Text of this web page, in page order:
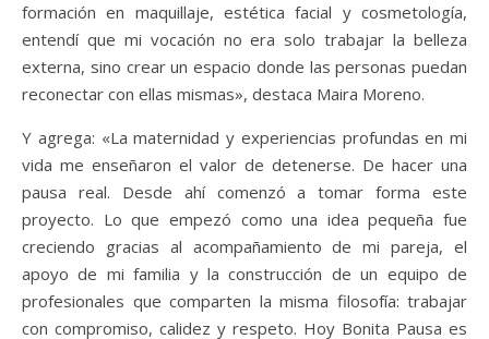
formación en maquillaje, estética facial y cosmetología,
entendí que mi vocación no era solo trabajar la belleza
externa, sino crear un espacio donde las personas puedan
reconectar con ellas mismas», destaca Maira Moreno.
Y agrega: «La maternidad y experiencias profundas en mi
vida me enseñaron el valor de detenerse. De hacer una
pausa real. Desde ahí comenzó a tomar forma este
proyecto. Lo que empezó como una idea pequeña fue
creciendo gracias al acompañamiento de mi pareja, el
apoyo de mi familia y la construcción de un equipo de
profesionales que comparten la misma filosofía: trabajar
con compromiso, calidez y respeto. Hoy Bonita Pausa es